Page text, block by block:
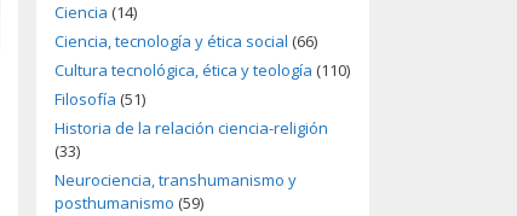
Ciencia (14)
Ciencia, tecnología y ética social (66)
Cultura tecnológica, ética y teología (110)
Filosofía (51)
Historia de la relación ciencia-religión
(33)
Neurociencia, transhumanismo y
posthumanismo (59)